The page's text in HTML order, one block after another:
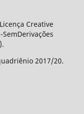
Creative
).
2017/20.